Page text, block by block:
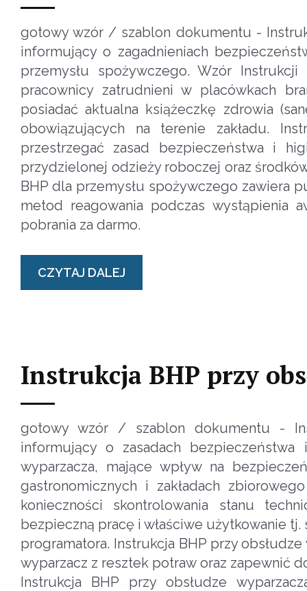
gotowy wzór / szablon dokumentu -
informujący o zagadnieniach
przemysłu spożywczego. Wzór
pracownicy zatrudnieni w placówkach
posiadać aktualna książeczkę zdrowia
obowiązujących na terenie zakładu.
przestrzegać zasad bezpieczeństwa i
przydzielonej odzieży roboczej oraz
BHP dla przemysłu spożywczego zawiera
metod reagowania podczas wystąpienia
pobrania za darmo.
CZYTAJ DALEJ
Instrukcja BHP przy
gotowy wzór / szablon dokumentu -
informujący o zasadach
wyparzacza, mające wpływ na
gastronomicznych i zakładach
konieczności skontrolowania stanu
bezpieczną pracę i właściwe użytkowanie
programatora. Instrukcja BHP przy
wyparzacz z resztek potraw oraz zapewnić
Instrukcja BHP przy obsłudze